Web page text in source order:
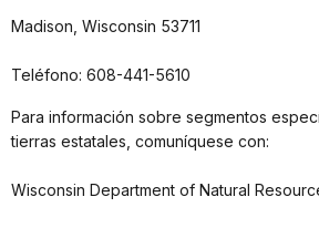
Madison, Wisconsin 53711
Teléfono: 608-441-5610
Para información sobre segmentos
tierras estatales, comuníquese con:
Wisconsin Department of Natural